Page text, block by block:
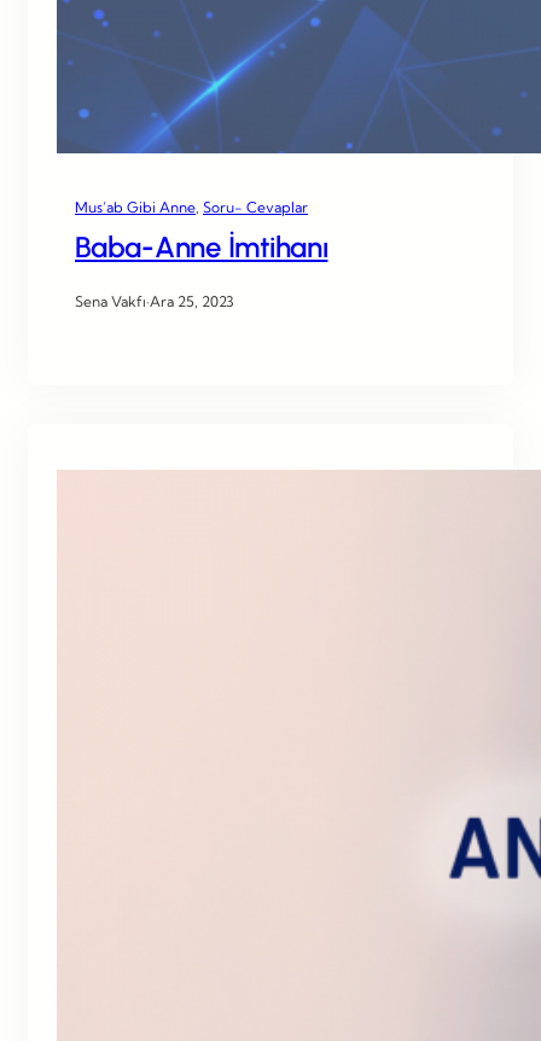
Mus’ab Gibi Anne Soru- Cevaplar
Baba-Anne İmtihanı
Sena Vakfı·Ara 25, 2023